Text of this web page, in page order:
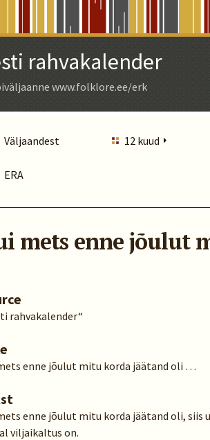
rahvakalender
www.folklore.ee/erk
Väljaandest 12 kuud
ERA
mets enne jõulut
rahvakalender“
enne jõulut mitu korda jäätand oli …
enne jõulut mitu korda jäätand oli, siis
viljaikaltus on.